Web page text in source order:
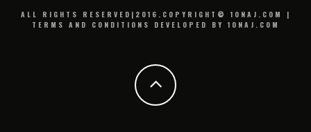
ALL RIGHTS RESERVED|2016.COPYRIGHT© 10NAJ.COM |
TERMS AND CONDITIONS DEVELOPED BY 10NAJ.COM